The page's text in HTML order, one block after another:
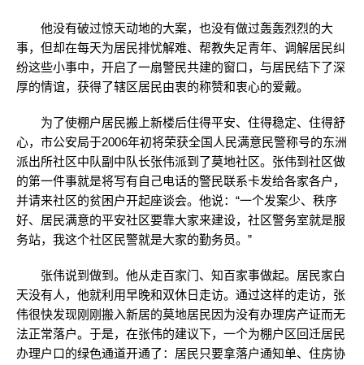
他没有破过惊天动地的大案，也没有做过轰轰烈烈的大
事，但却在每天为居民排忧解难、帮教失足青年、调解居民纠
纷这些小事中，开启了一扇警民共建的窗口，与居民结下了深
厚的情谊，获得了辖区居民由衷的称赞和衷心的爱戴。
为了使棚户居民搬上新楼后住得平安、住得稳定、住得舒
心，市公安局于2006年初将荣获全国人民满意民警称号的东洲
派出所社区中队副中队长张伟派到了莫地社区。张伟到社区做
的第一件事就是将写有自己电话的警民联系卡发给各家各户，
并请来社区的贫困户开起座谈会。他说：“一个发案少、秩序
好、居民满意的平安社区要靠大家来建设，社区警务室就是服
务站，我这个社区民警就是大家的勤务员。”
张伟说到做到。他从走百家门、知百家事做起。居民家白
天没有人，他就利用早晚和双休日走访。通过这样的走访，张
伟很快发现刚刚搬入新居的莫地居民因为没有办理房产证而无
法正常落户。于是，在张伟的建议下，一个为棚户区回迁居民
办理户口的绿色通道开通了：居民只要拿落户通知单、住房协